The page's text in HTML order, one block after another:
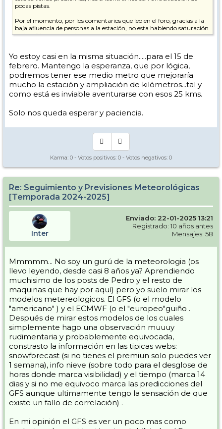
pocas pistas.
Por el momento, por los comentarios que leo en el foro, gracias a la
baja afluencia de personas a la estación, no esta habiendo saturación
en las pistas o remontes.
podría cancelar) para finales de febrero, concretamente esquiando 28
febrero y 1, 2 y 3 de marzo. Estas fechas coinciden con el puente de
Andalucía, con lo que la estación suele tener una mayor afluencia.
Si la estación estuviera a tope de nieve con practicamente la
totalidad abierta no me preocuparía, pero si se mantiene así, si que
veo posible problema de saturación en pistas y remontes.
Yo pienso que de aquí a un mes debería caer nieve y dejar la estación
disfrutona.
Sabiendo y siendo consciente que con tanto tiempo vista los modelos
posibilidades de nevadas que mejoren sustancialmente la estación.
Se que es como pedir a la bruja Lola que se manifieste, pero bueno,
algo de pronósticos a un medio plazo lo agradecería.
Normalmente las paginas de previsiones dan proyecciones a 8-15 días
máximo, y como digo bastante variables por el largo tiempo, pero
también si me podéis indicar alguna pagina donde consultar
pronósticos os lo agradezco (supongo que algunas que me pongáis
serán las clásicas, pero toda info es buena)
Gracias
Yo estoy casi en la misma situación.....para el 15 de
febrero. Mantengo la esperanza, que por lógica,
podremos tener ese medio metro que mejoraría
mucho la estación y ampliación de kilómetros...tal y
como está es inviable aventurarse con esos 25 kms.
Solo nos queda esperar y paciencia.
Karma: 0 - Votos positivos: 0 - Votos negativos: 0
Re: Seguimiento y Previsiones Meteorológicas
[Temporada 2024-2025]
Inter
Enviado: 22-01-2025 13:21
Registrado: 10 años antes
Mensajes: 58
Mmmmm... No soy un gurú de la meteorologia (os
llevo leyendo, desde casi 8 años ya? Aprendiendo
muchisimo de los posts de Pedro y el resto de
maquinas que hay por aquí) pero yo suelo mirar los
modelos metereologicos. El GFS (o el modelo
"americano" ) y el ECMWF (o el "europeo"guiño .
Después de mirar estos modelos de los cuales
simplemente hago una observación muuuy
rudimentaria y probablemente equivocada,
constrasto la información en las tipicas webs:
snowforecast (si no tienes el premiun solo puedes ver
1 semana), info nieve (sobre todo para el desglose de
horas donde marca visibilidad) y el tiempo (marca 14
dias y si no me equivoco marca las predicciones del
GFS aunque ultimamente tengo la sensación de que
existe un fallo de correlación) .
En mi opinión el GFS es ver un poco mas como